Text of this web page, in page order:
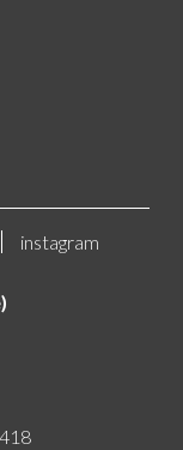
instagram